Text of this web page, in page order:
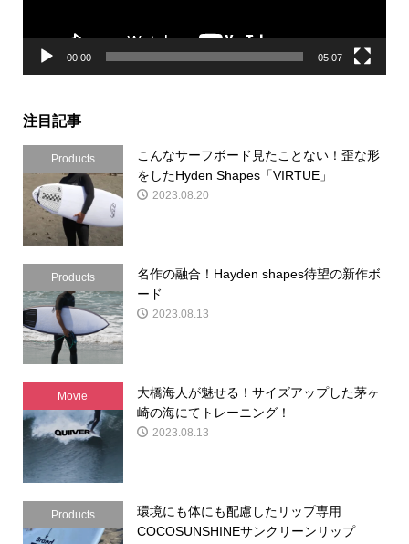
00:00 05:07
注目記事
Products
こんなサーフボード見たことない！歪な形
をしたHyden Shapes「VIRTUE」
2023.08.20
Products
名作の融合！Hayden shapes待望の新作ボ
ード
2023.08.13
Movie
大橋海人が魅せる！サイズアップした茅ヶ
崎の海にてトレーニング！
2023.08.13
Products
環境にも体にも配慮したリップ専用
COCOSUNSHINEサンクリーンリップ